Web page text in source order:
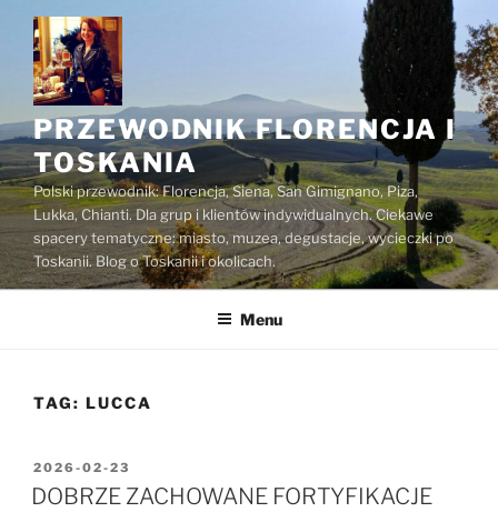
Przejdź
treści
PRZEWODNIK FLORENCJA I
TOSKANIA
Polski przewodnik: Florencja, Siena, San Gimignano, Piza,
Lukka, Chianti. Dla grup i klientów indywidualnych. Ciekawe
spacery tematyczne: miasto, muzea, degustacje, wycieczki po
Toskanii. Blog o Toskanii i okolicach.
Menu
TAG: LUCCA
OPUBLIKOWANE
W
2026-02-23
DOBRZE ZACHOWANE FORTYFIKACJE